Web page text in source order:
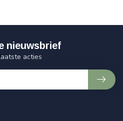
nieuwsbrief
acties